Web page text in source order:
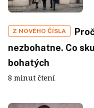
Z NOVÉHO ČÍSLA
nezbohatne. Co
bohatých
8 minut čtení